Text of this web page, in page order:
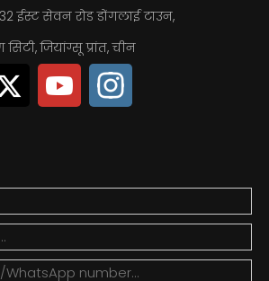
ईस्ट सेवन रोड डोंगलाई टाउन,
जियांग्सू प्रांत, चीन